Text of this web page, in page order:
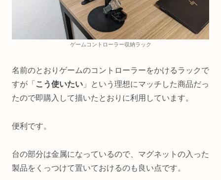
ゲームコントローラー収納ラック
名前のとおりゲームのコントローラーをかけるラックで
すが「 こう使いたい 」という理想にマッチした商品だっ
たので即購入して描いたとおりに利用しています。
便利です。
台の部分は金属になっているので、マグネットの入った
製品をくっつけて置いておけるのも良い点です。